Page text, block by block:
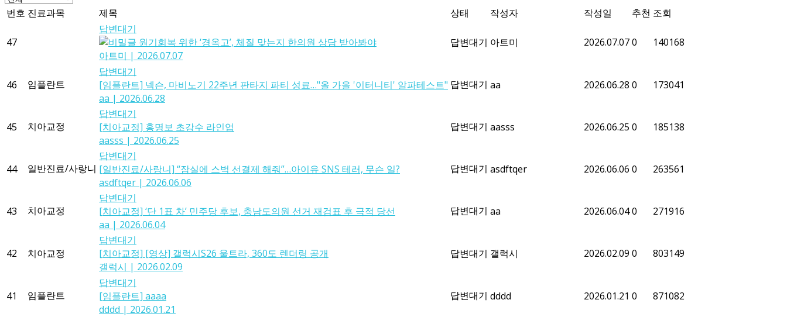
번호 진료과목 제목 상태 작성자 작성일 추천 조회
47
답변대기
원기회복 위한 ‘경옥고’, 체질 맞는지 한의원 상담 받아봐야
아트미 | 2026.07.07
답변대기 아트미 2026.07.070 140168
46 임플란트
답변대기
[임플란트] 넥슨, 마비노기 22주년 판타지 파티 성료…"올 가을 '이터니티' 알파테스트"
aa | 2026.06.28
답변대기 aa 2026.06.28 0 173041
45 치아교정
답변대기
[치아교정] 홍명보 초강수 라인업
aasss | 2026.06.25
답변대기 aasss 2026.06.25 0 185138
44 일반진료/사랑니
답변대기
[일반진료/사랑니] “잠실에 스벅 선결제 해줘”…아이유 SNS 테러, 무슨 일?
asdftqer | 2026.06.06
답변대기 asdftqer 2026.06.06 0 263561
43 치아교정
답변대기
[치아교정] ‘단 1표 차’ 민주당 후보, 충남도의원 선거 재검표 후 극적 당선
aa | 2026.06.04
답변대기 aa 2026.06.040 271916
42 치아교정
답변대기
[치아교정] [영상] 갤럭시S26 울트라, 360도 렌더링 공개
갤럭시 | 2026.02.09
답변대기 갤럭시 2026.02.09 0 803149
41 임플란트
답변대기
[임플란트] aaaa
dddd | 2026.01.21
답변대기 dddd 2026.01.21 0 871082